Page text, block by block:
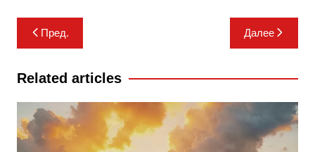
Навигация
по
записям
Пред. Далее
Related articles